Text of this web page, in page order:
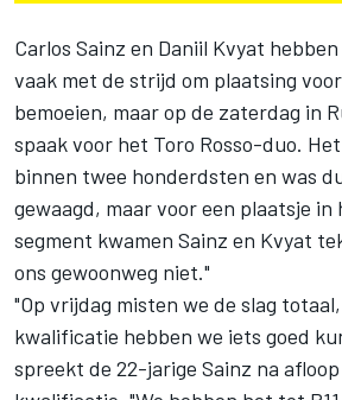
Carlos Sainz en Daniil Kvyat
vaak met de strijd om plaatsing
bemoeien, maar op de zaterdag in
spaak voor het Toro Rosso-duo.
binnen twee honderdsten en was
gewaagd, maar voor een plaatsje in
segment kwamen Sainz en Kvyat
ons gewoonweg niet."
"Op vrijdag misten we de slag
kwalificatie hebben we iets goed
spreekt de 22-jarige Sainz na